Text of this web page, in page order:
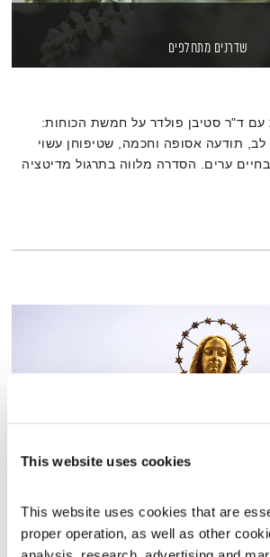
This website uses cookies
This website uses cookies that are
proper operation, as well as other
שדרנים מתחלפים
עם ד"ר סטיבן פולדר על חמשת הכוחות:
תודעה אסופה וחכמה, שטיפוחן עשוי
ערים. הסדרה מלווה בתרגול מדיטציה
בני בשן